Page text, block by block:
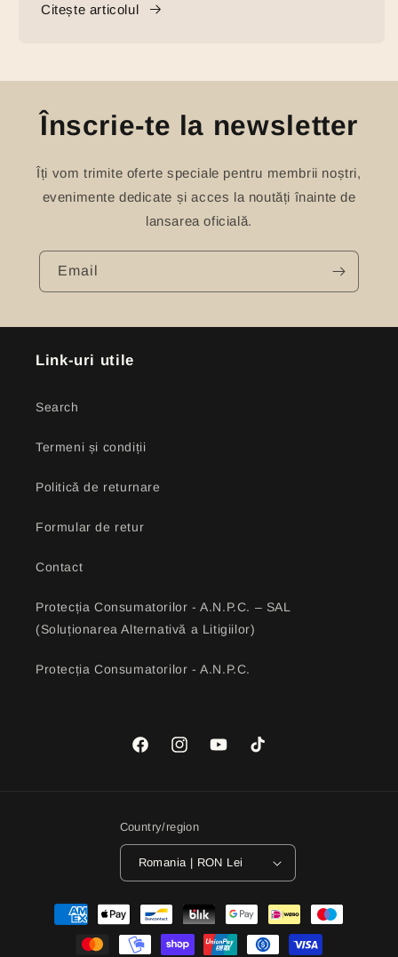
Citește articolul
Înscrie-te la newsletter
Îți vom trimite oferte speciale pentru membrii noștri,
evenimente dedicate și acces la noutăți înainte de
lansarea oficială.
Email
Link-uri utile
Search
Termeni și condiții
Politică de returnare
Formular de retur
Contact
Protecția Consumatorilor - A.N.P.C. – SAL
(Soluționarea Alternativă a Litigiilor)
Protecția Consumatorilor - A.N.P.C.
FacebookInstagramYouTubeTikTok
Country/region
Romania | RON Lei
Payment
methods